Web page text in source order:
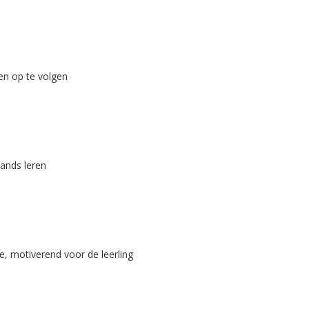
op te volgen
leren
motiverend voor de leerling